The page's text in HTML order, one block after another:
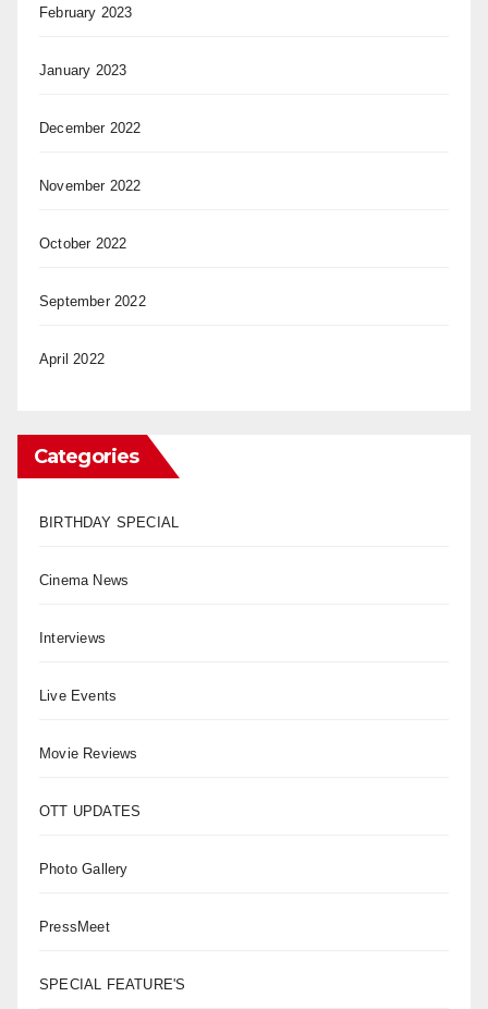
February 2023
January 2023
December 2022
November 2022
October 2022
September 2022
April 2022
Categories
BIRTHDAY SPECIAL
Cinema News
Interviews
Live Events
Movie Reviews
OTT UPDATES
Photo Gallery
PressMeet
SPECIAL FEATURE'S